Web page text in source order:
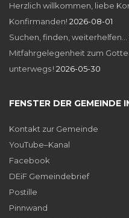
Herzlich willkommen, liebe
Konfirmanden! 2026-08-01
Suchen, finden, weiterhelfen…
Mitfahrgelegenheit zum
unterwegs ! 2026-05-30
FENSTER DER GEMEINDE
Kontakt zur Gemeinde
YouTube–Kanal
Facebook
DEiF Gemeindebrief
Postille
Pinnwand